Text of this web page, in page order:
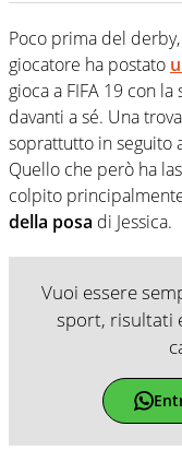
Poco prima del
giocatore ha postato
gioca a FIFA 19 con
davanti a sé. Una
soprattutto in seguito
Quello che però ha
colpito
della posa di Jessica.
Vuoi essere
sport, risultati